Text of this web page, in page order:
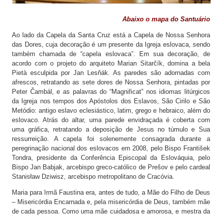
Capela Communio Sanctorum – Húngara
Capela de Santo André – Greco-Católica
Capela da Santa Cruz – Alemã
Capela de Nossa Senhora das Dores – Eslovaca
Capela da Adoração Perpétua
Torre de observação
Cemitério do convento
„Casa de Santa Irmã Faustina” – restaurante, lembranças,
palestras
Abaixo o mapa do Santuário
Ao lado da Capela da Santa Cruz está a Capela de Nossa Senhora
das Dores, cuja decoração é um presente da Igreja eslovaca, sendo
também chamada de “capela eslovaca”. Em sua decoração, de
acordo com o projeto do arquiteto Marian Sitarčík, domina a bela
Pietà esculpida por Jan Lesňák. As paredes são adornadas com
afrescos, retratando as sete dores de Nossa Senhora, pintadas por
Peter Čambál, e as palavras do “Magnificat” nos idiomas litúrgicos
da Igreja nos tempos dos Apóstolos dos Eslavos, São Cirilo e São
Metódio: antigo eslavo eclesiástico, latim, grego e hebraico, além do
eslovaco. Atrás do altar, uma parede envidraçada é coberta com
uma gráfica, retratando a deposição de Jesus no túmulo e Sua
ressurreição. A capela foi solenemente consagrada durante a
peregrinação nacional dos eslovacos em 2008, pelo Bispo František
Tondra, presidente da Conferência Episcopal da Eslováquia, pelo
Bispo Jan Babjak, arcebispo greco-católico de Prešov e pelo cardeal
Stanisław Dziwisz, arcebispo metropolitano de Cracóvia.
Maria para Irmã Faustina era, antes de tudo, a Mãe do Filho de Deus
– Misericórdia Encarnada e, pela misericórdia de Deus, também mãe
de cada pessoa. Como uma mãe cuidadosa e amorosa, e mestra da